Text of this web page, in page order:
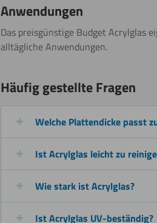
Fräsen
Malen
Weitere Informationen
Bohren
Schweißen
Anwendungen
Das preisgünstige Budget Acrylglas
alltägliche Anwendungen.
Häufig gestellte Fragen
Welche Plattendicke passt
Ist Acrylglas leicht zu
Wie stark ist Acrylglas?
Ist Acrylglas UV-beständig?